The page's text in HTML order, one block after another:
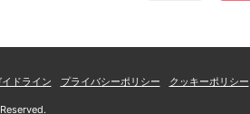
ドライン プライバシーポリシー クッキーポリシー